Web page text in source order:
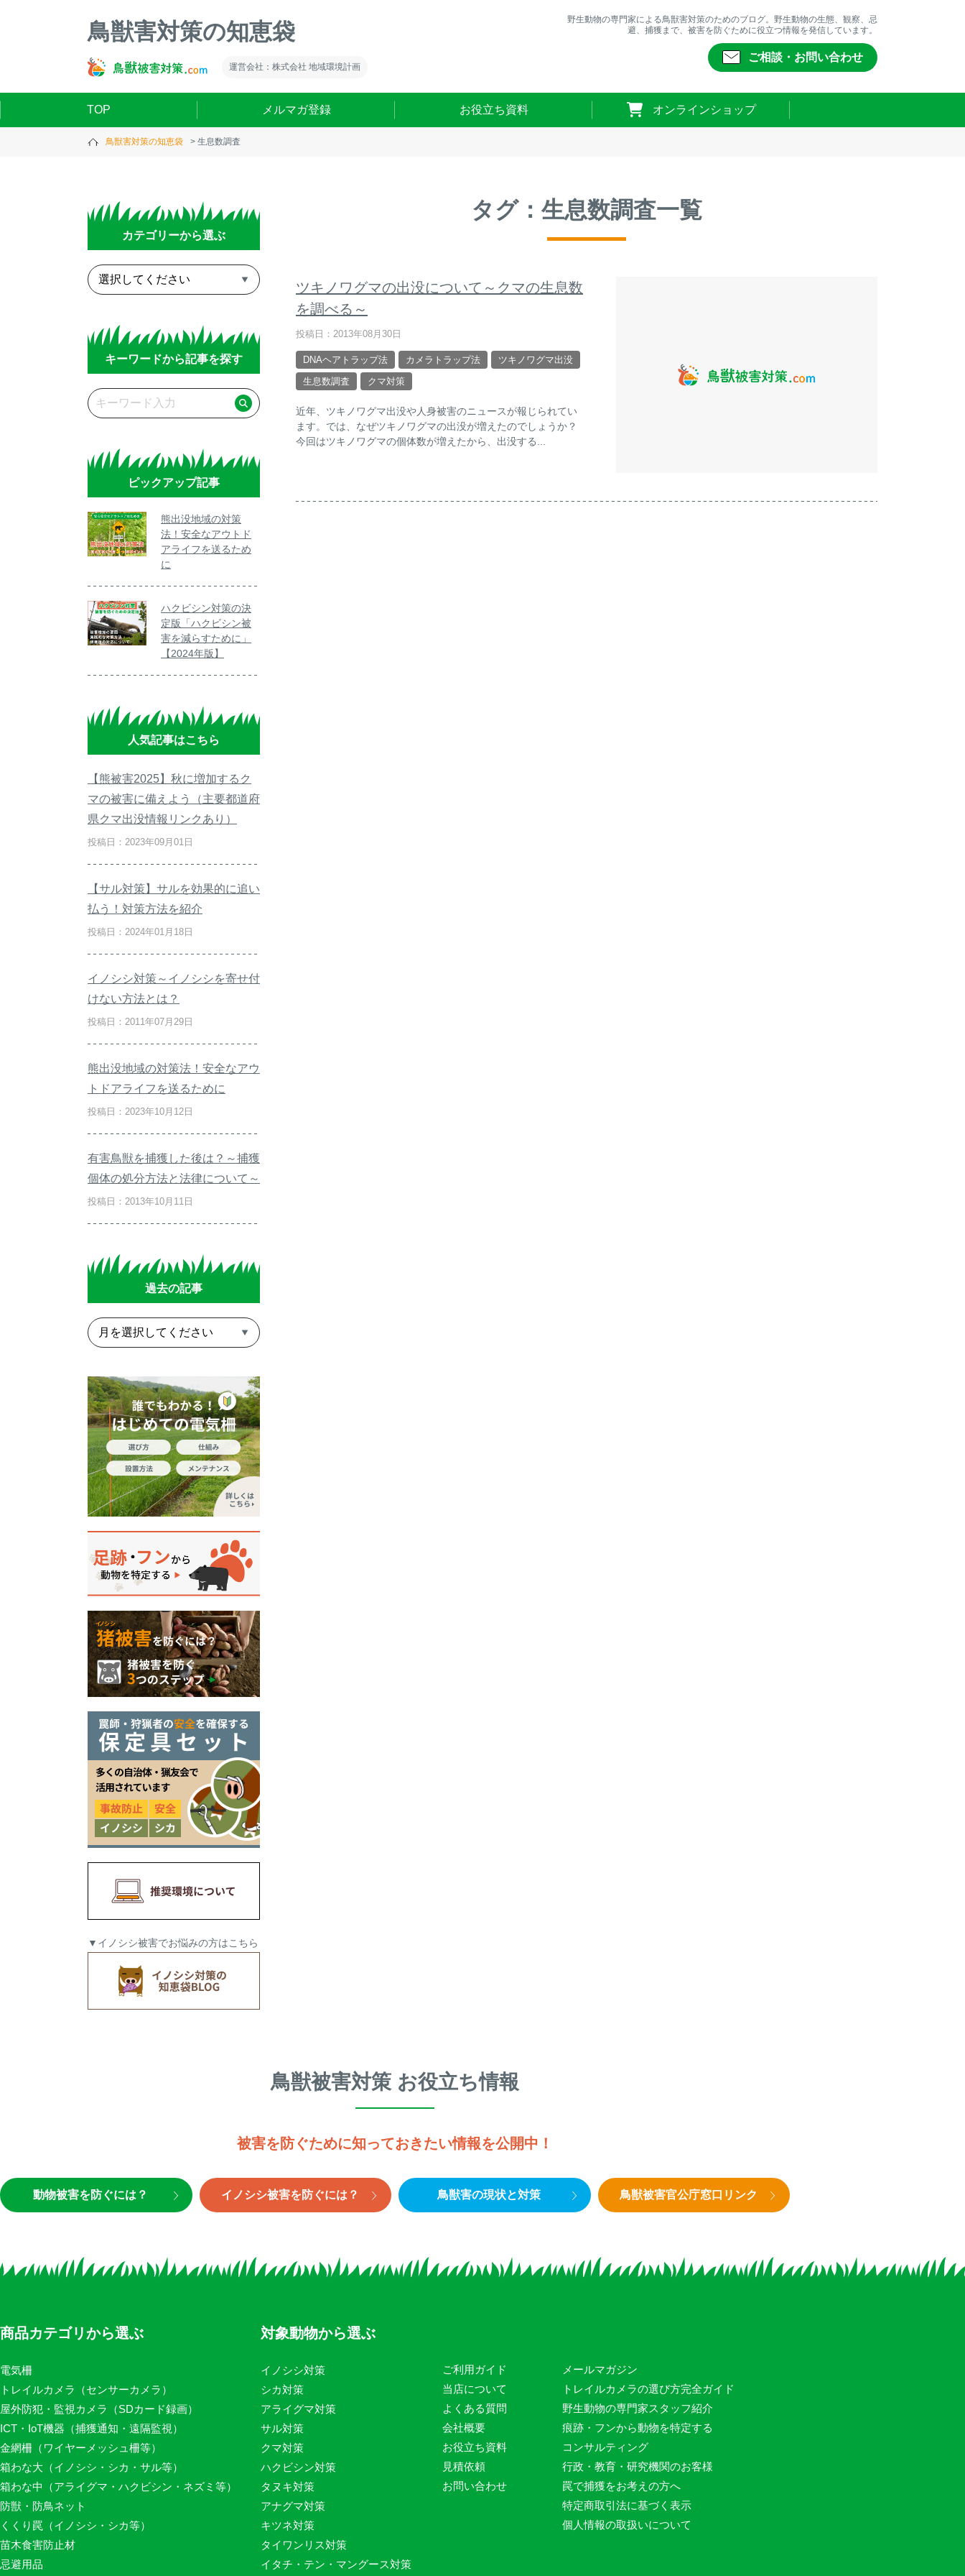
鳥獣害対策の知恵袋
運営会社：株式会社 地域環境計画
野生動物の専門家による鳥獣害対策のためのブログ。野生動物の生態、観察、忌
避、捕獲まで、被害を防ぐために役立つ情報を発信しています。
ご相談・お問い合わせ
TOP メルマガ登録 お役立ち資料 オンラインショップ
鳥獣害対策の知恵袋 生息数調査
カテゴリーから選ぶ
キーワードから記事を探す
ピックアップ記事
熊出没地域の対策
法！安全なアウトド
アライフを送るため
に
ハクビシン対策の決
定版「ハクビシン被
害を減らすために」
【2024年版】
人気記事はこちら
【熊被害2025】秋に増加するク
マの被害に備えよう（主要都道府
県クマ出没情報リンクあり）
投稿日：2023年09月01日
【サル対策】サルを効果的に追い
払う！対策方法を紹介
投稿日：2024年01月18日
イノシシ対策～イノシシを寄せ付
けない方法とは？
投稿日：2011年07月29日
熊出没地域の対策法！安全なアウ
トドアライフを送るために
投稿日：2023年10月12日
有害鳥獣を捕獲した後は？～捕獲
個体の処分方法と法律について～
投稿日：2013年10月11日
過去の記事
▼イノシシ被害でお悩みの方はこちら
タグ：生息数調査一覧
ツキノワグマの出没について～クマの生息数
を調べる～
投稿日：2013年08月30日
DNAヘアトラップ法 カメラトラップ法
ツキノワグマ出没
生息数調査
クマ対策
近年、ツキノワグマ出没や人身被害のニュースが報じられてい
ます。では、なぜツキノワグマの出没が増えたのでしょうか？
今回はツキノワグマの個体数が増えたから、出没する...
鳥獣被害対策 お役立ち情報
被害を防ぐために知っておきたい情報を公開中！
動物被害を防ぐには？ イノシシ被害を防ぐには？ 鳥獣害の現状と対策 鳥獣被害官公庁窓口リンク
商品カテゴリから選ぶ
電気柵
トレイルカメラ（センサーカメラ）
屋外防犯・監視カメラ（SDカード録画）
ICT・IoT機器（捕獲通知・遠隔監視）
金網柵（ワイヤーメッシュ柵等）
箱わな大（イノシシ・シカ・サル等）
箱わな中（アライグマ・ハクビシン・ネズミ等）
防獣・防鳥ネット
くくり罠（イノシシ・シカ等）
苗木食害防止材
忌避用品
対象動物から選ぶ
イノシシ対策
シカ対策
アライグマ対策
サル対策
クマ対策
ハクビシン対策
タヌキ対策
アナグマ対策
キツネ対策
タイワンリス対策
イタチ・テン・マングース対策
ご利用ガイド
当店について
よくある質問
会社概要
お役立ち資料
見積依頼
お問い合わせ
メールマガジン
トレイルカメラの選び方完全ガイド
野生動物の専門家スタッフ紹介
痕跡・フンから動物を特定する
コンサルティング
行政・教育・研究機関のお客様
罠で捕獲をお考えの方へ
特定商取引法に基づく表示
個人情報の取扱いについて